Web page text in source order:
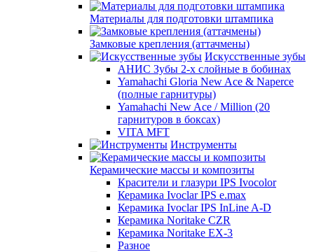
Материалы для подготовки штампика
Замковые крепления (аттачмены)
Искусственные зубы
АНИС Зубы 2-х слойные в бобинах
Yamahachi Gloria New Ace & Naperce
(полные гарнитуры)
Yamahachi New Ace / Million (20
гарнитуров в боксах)
VITA MFT
Инструменты
Керамические массы и композиты
Красители и глазури IPS Ivocolor
Керамика Ivoclar IPS e.max
Керамика Ivoclar IPS InLine A-D
Керамика Noritake CZR
Керамика Noritake EX-3
Разное